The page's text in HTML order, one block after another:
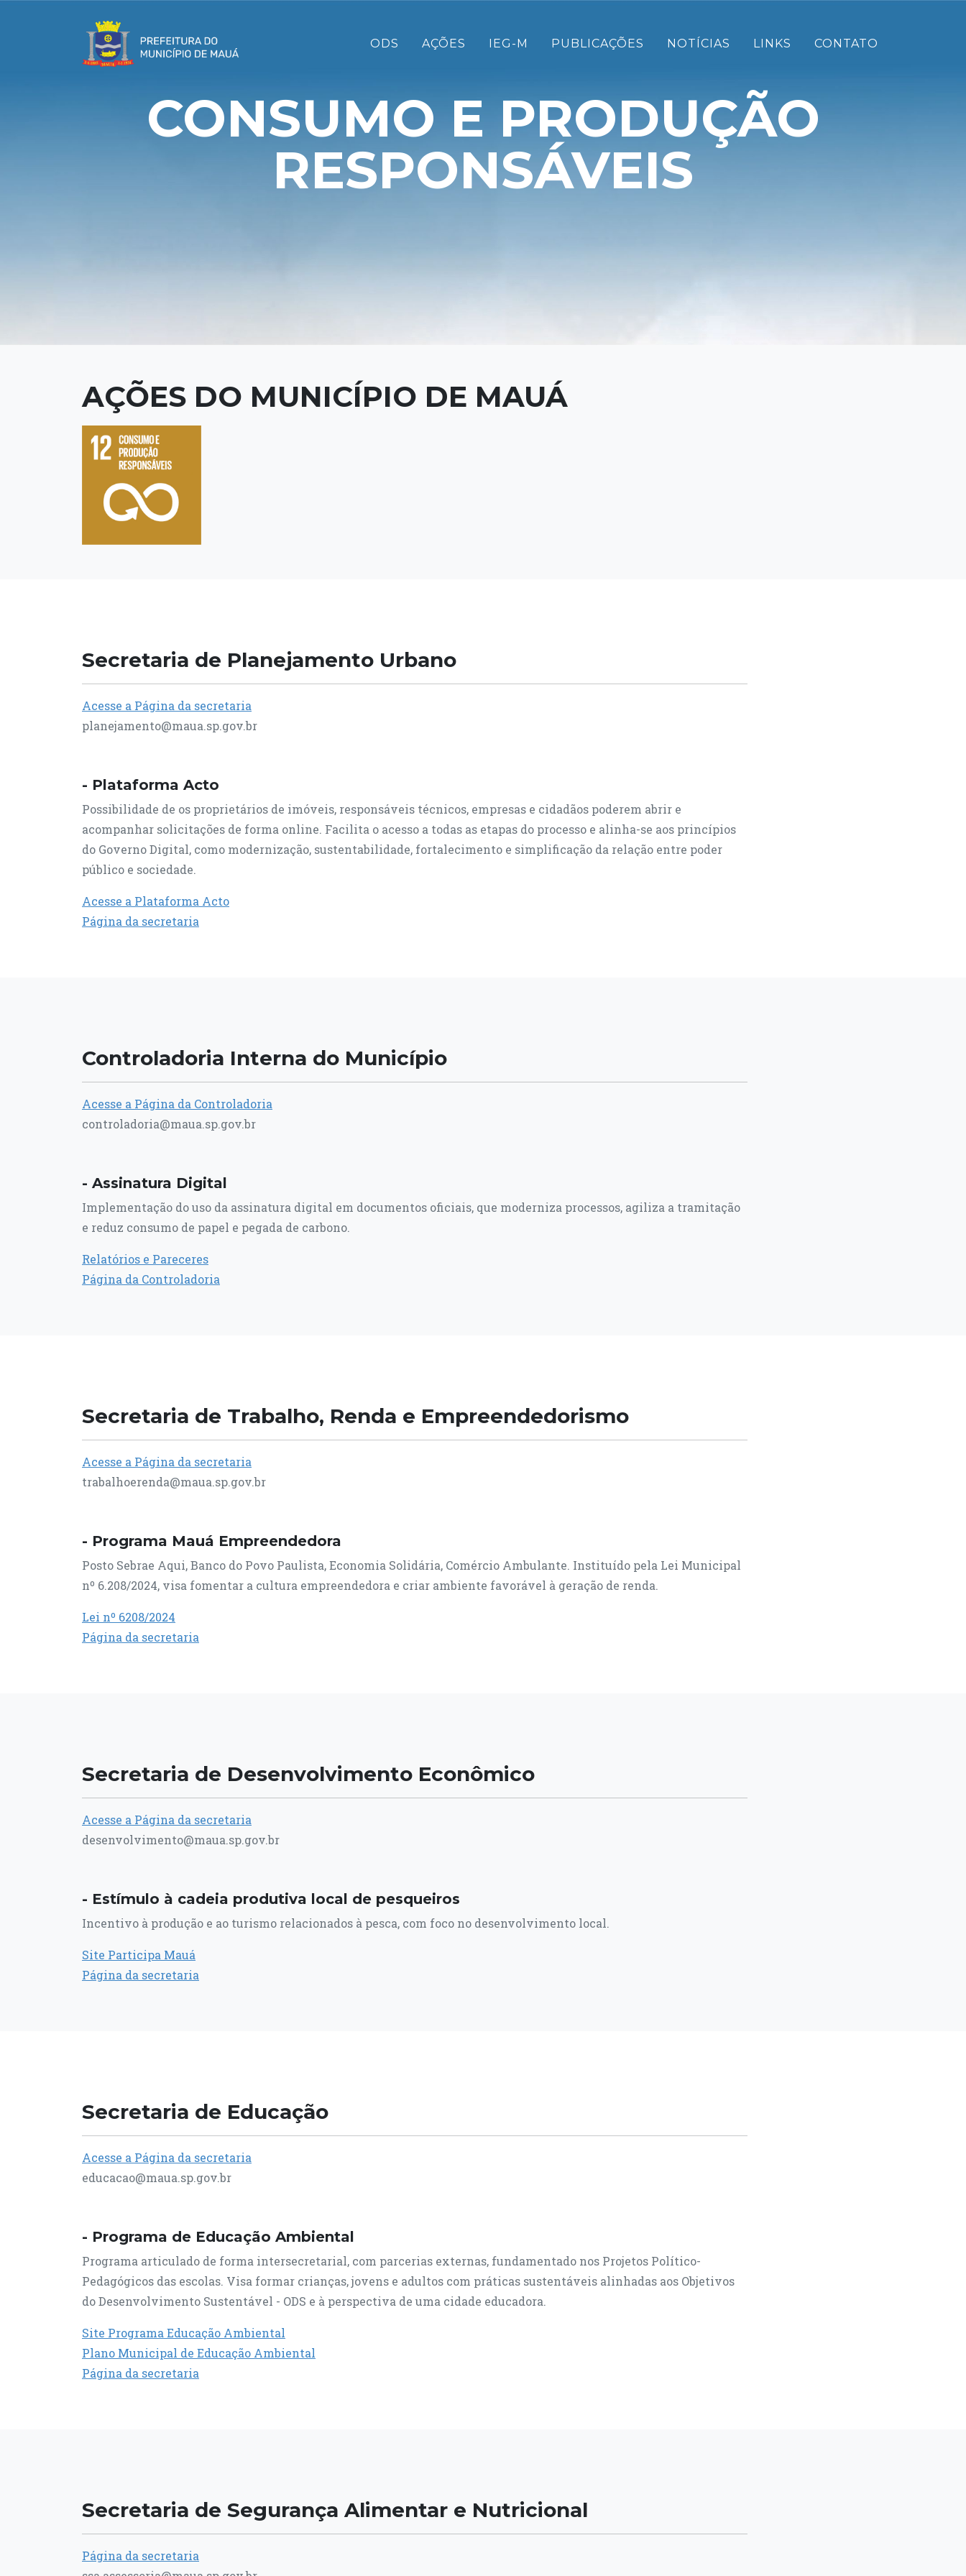
ODS AÇÕES IEG-M PUBLICAÇÕES NOTÍCIAS LINKS CONTATO
CONSUMO E PRODUÇÃO
RESPONSÁVEIS
AÇÕES DO MUNICÍPIO DE MAUÁ
Secretaria de Planejamento Urbano
Acesse a Página da secretaria
planejamento@maua.sp.gov.br
- Plataforma Acto
Possibilidade de os proprietários de imóveis, responsáveis técnicos, empresas e cidadãos poderem abrir e
acompanhar solicitações de forma online. Facilita o acesso a todas as etapas do processo e alinha-se aos princípios
do Governo Digital, como modernização, sustentabilidade, fortalecimento e simplificação da relação entre poder
público e sociedade.
Acesse a Plataforma Acto
Página da secretaria
Controladoria Interna do Município
Acesse a Página da Controladoria
controladoria@maua.sp.gov.br
- Assinatura Digital
Implementação do uso da assinatura digital em documentos oficiais, que moderniza processos, agiliza a tramitação
e reduz consumo de papel e pegada de carbono.
Relatórios e Pareceres
Página da Controladoria
Secretaria de Trabalho, Renda e Empreendedorismo
Acesse a Página da secretaria
trabalhoerenda@maua.sp.gov.br
- Programa Mauá Empreendedora
Posto Sebrae Aqui, Banco do Povo Paulista, Economia Solidária, Comércio Ambulante. Instituído pela Lei Municipal
nº 6.208/2024, visa fomentar a cultura empreendedora e criar ambiente favorável à geração de renda.
Lei nº 6208/2024
Página da secretaria
Secretaria de Desenvolvimento Econômico
Acesse a Página da secretaria
desenvolvimento@maua.sp.gov.br
- Estímulo à cadeia produtiva local de pesqueiros
Incentivo à produção e ao turismo relacionados à pesca, com foco no desenvolvimento local.
Site Participa Mauá
Página da secretaria
Secretaria de Educação
Acesse a Página da secretaria
educacao@maua.sp.gov.br
- Programa de Educação Ambiental
Programa articulado de forma intersecretarial, com parcerias externas, fundamentado nos Projetos Político-
Pedagógicos das escolas. Visa formar crianças, jovens e adultos com práticas sustentáveis alinhadas aos Objetivos
do Desenvolvimento Sustentável - ODS e à perspectiva de uma cidade educadora.
Site Programa Educação Ambiental
Plano Municipal de Educação Ambiental
Página da secretaria
Secretaria de Segurança Alimentar e Nutricional
Página da secretaria